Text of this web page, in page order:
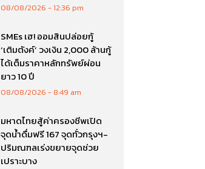
08/08/2026 12:36 pm
SMEs เฮ! ออมสินปล่อยกู้
‘เติมตังค์’ วงเงิน 2,000 ล้านกู้
ได้เต็มราคาหลักทรัพย์ผ่อน
ยาว 10 ปี
08/08/2026 8:49 am
มหาดไทยสู้ค่าครองชีพเปิด
จุดน้ำดื่มฟรี 167 จุดทั่วกรุงฯ-
ปริมณฑลเร่งขยายจุดช่วย
เปราะบาง